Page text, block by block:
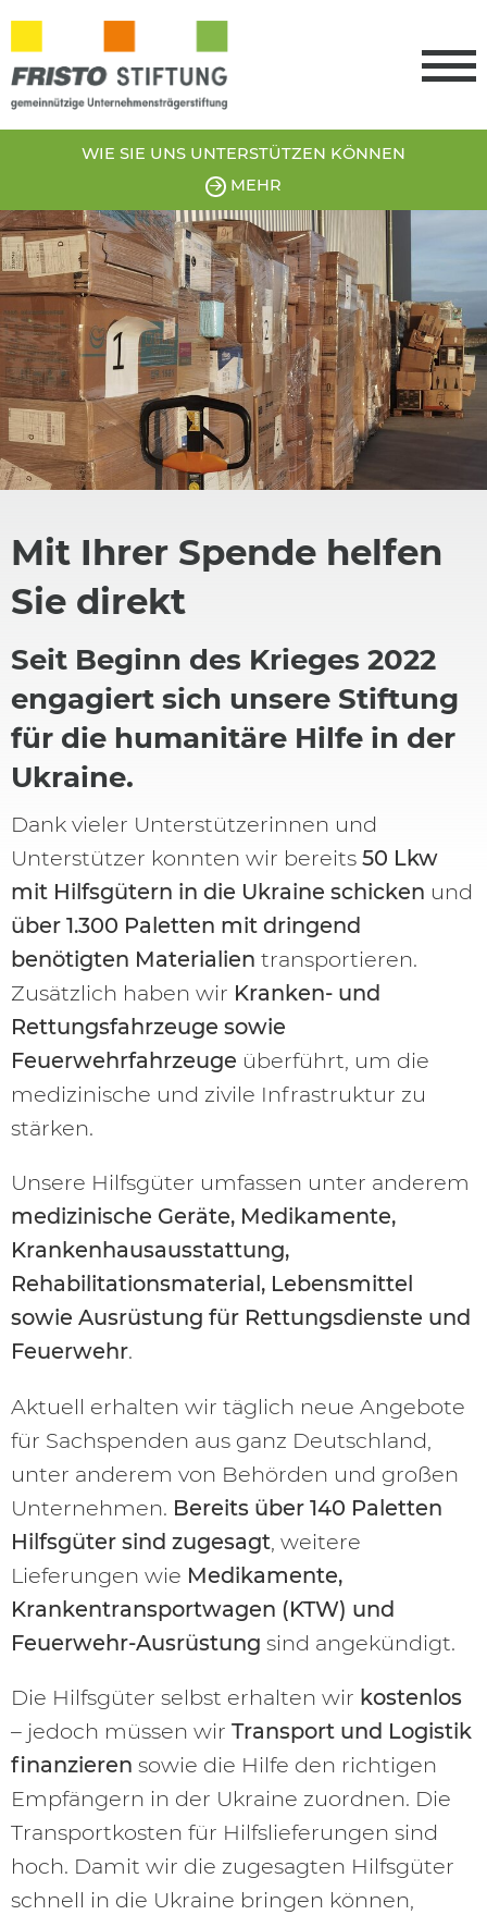
WIE SIE UNS UNTERSTÜTZEN KÖNNEN
MEHR
Mit Ihrer Spende helfen
Sie direkt
Seit Beginn des Krieges 2022
engagiert sich unsere Stiftung
für die humanitäre Hilfe in der
Ukraine.
Dank vieler Unterstützerinnen und
Unterstützer konnten wir bereits 50 Lkw
mit Hilfsgütern in die Ukraine schicken und
über 1.300 Paletten mit dringend
benötigten Materialien transportieren.
Zusätzlich haben wir Kranken- und
Rettungsfahrzeuge sowie
Feuerwehrfahrzeuge überführt, um die
medizinische und zivile Infrastruktur zu
stärken.
Unsere Hilfsgüter umfassen unter anderem
medizinische Geräte, Medikamente,
Krankenhausausstattung,
Rehabilitationsmaterial, Lebensmittel
sowie Ausrüstung für Rettungsdienste und
Feuerwehr.
Aktuell erhalten wir täglich neue Angebote
für Sachspenden aus ganz Deutschland,
unter anderem von Behörden und großen
Unternehmen. Bereits über 140 Paletten
Hilfsgüter sind zugesagt, weitere
Lieferungen wie Medikamente,
Krankentransportwagen (KTW) und
Feuerwehr-Ausrüstung sind angekündigt.
Die Hilfsgüter selbst erhalten wir kostenlos
– jedoch müssen wir Transport und Logistik
finanzieren sowie die Hilfe den richtigen
Empfängern in der Ukraine zuordnen. Die
Transportkosten für Hilfslieferungen sind
hoch. Damit wir die zugesagten Hilfsgüter
schnell in die Ukraine bringen können,